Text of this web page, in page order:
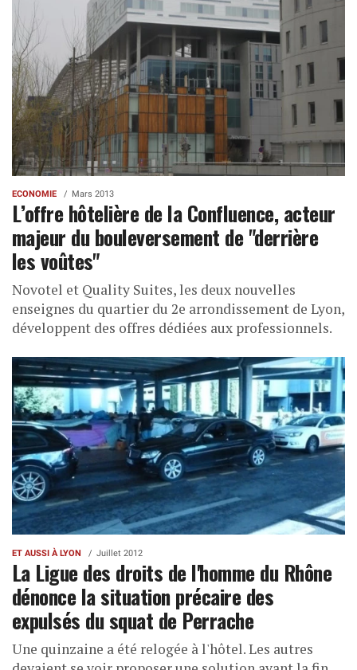
ECONOMIE Mars 2013
L’offre hôtelière de la Confluence, acteur
majeur du bouleversement de "derrière
les voûtes"
Novotel et Quality Suites, les deux nouvelles
enseignes du quartier du 2e arrondissement de Lyon,
développent des offres dédiées aux professionnels.
ET AUSSI À LYON Juillet 2012
La Ligue des droits de l'homme du Rhône
dénonce la situation précaire des
expulsés du squat de Perrache
Une quinzaine a été relogée à l'hôtel. Les autres